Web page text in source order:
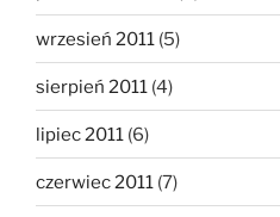
wrzesień 2011 (5)
sierpień 2011 (4)
lipiec 2011 (6)
czerwiec 2011 (7)